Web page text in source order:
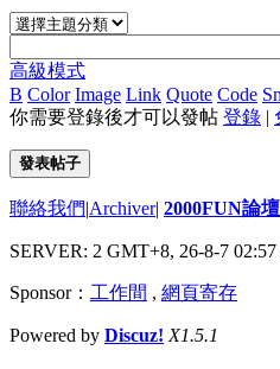
高級模式
B Color Image Link Quote Code
你需要登錄後才可以發帖 登錄 |
發表帖子
聯絡我們|Archiver| 2000FUN論壇
SERVER: 2 GMT+8, 26-8-7
Sponsor： 工作間 , 網頁寄存
Powered by Discuz! X1.5.1